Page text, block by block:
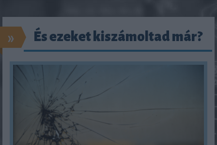
» És ezeket kiszámoltad már?